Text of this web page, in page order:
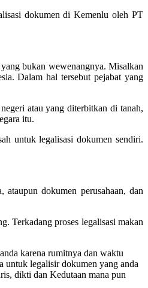
dokumen di Kemenlu oleh PT
bukan wewenangnya. Misalkan
Dalam hal tersebut pejabat yang
atau yang diterbitkan di tanah,
itu.
untuk legalisasi dokumen sendiri.
dokumen perusahaan, dan
Terkadang proses legalisasi makan
karena rumitnya dan waktu
untuk legalisir dokumen yang anda
dikti dan Kedutaan mana pun